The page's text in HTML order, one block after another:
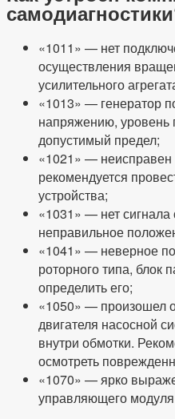
«1011» — нет
осуществления
усилительного
«1013» — генератор
напряжению, уровень
допустимый предел;
«1021» — неисправен
рекомендуется
устройства;
«1031» — нет сигнала
неправильное
«1041» — неверное
роторного типа, блок
определить его;
«1050» — произошел
двигателя насосной
внутри обмотки.
осмотреть
«1070» — ярко
управляющего